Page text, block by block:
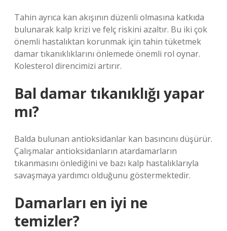
Tahin ayrıca kan akışının düzenli olmasına katkıda
bulunarak kalp krizi ve felç riskini azaltır. Bu iki çok
önemli hastalıktan korunmak için tahin tüketmek
damar tıkanıklıklarını önlemede önemli rol oynar.
Kolesterol direncimizi artırır.
Bal damar tıkanıklığı yapar
mı?
Balda bulunan antioksidanlar kan basıncını düşürür.
Çalışmalar antioksidanların atardamarların
tıkanmasını önlediğini ve bazı kalp hastalıklarıyla
savaşmaya yardımcı olduğunu göstermektedir.
Damarları en iyi ne
temizler?